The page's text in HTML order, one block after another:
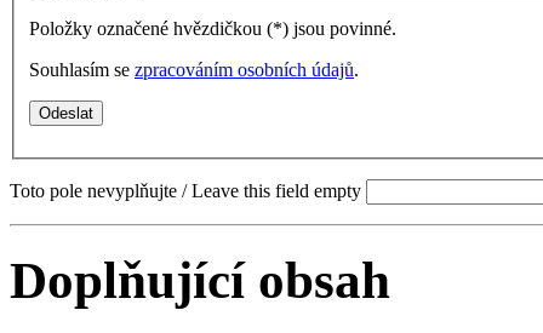
Položky označené hvězdičkou (*) jsou povinné.
Souhlasím se zpracováním osobních údajů.
Toto pole nevyplňujte / Leave this field empty
Doplňující obsah